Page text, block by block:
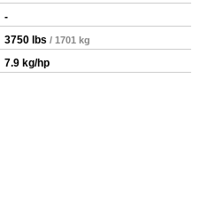
-
3750 lbs / 1701 kg
7.9 kg/hp